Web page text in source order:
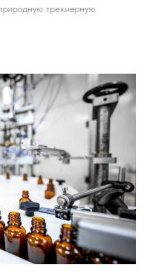
трехмерную